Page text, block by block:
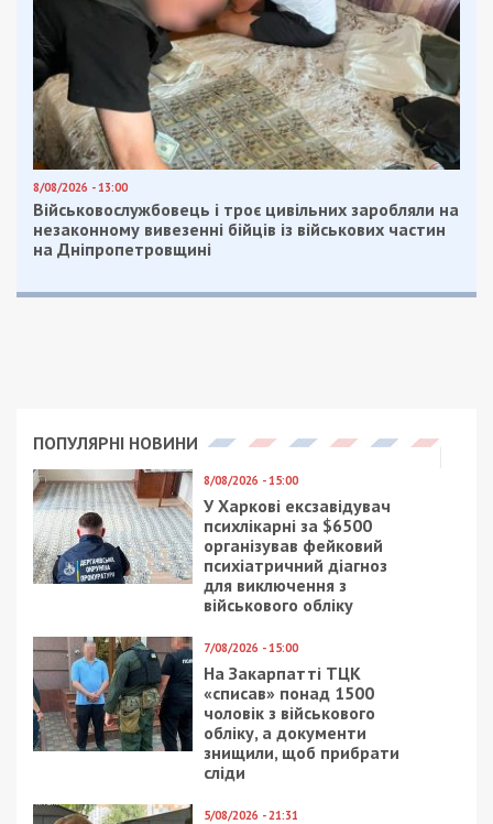
8/08/2026 - 13:00
Військовослужбовець і троє цивільних заробляли на
незаконному вивезенні бійців із військових частин
на Дніпропетровщині
ПОПУЛЯРНІ НОВИНИ
8/08/2026 - 15:00
У Харкові ексзавідувач
психлікарні за $6500
організував фейковий
психіатричний діагноз
для виключення з
військового обліку
7/08/2026 - 15:00
На Закарпатті ТЦК
«списав» понад 1500
чоловік з військового
обліку, а документи
знищили, щоб прибрати
сліди
5/08/2026 - 21:31